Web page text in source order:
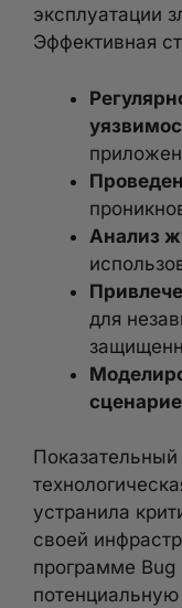
эксплуатации
Эффективная
Анализ
для
устранила
своей
программе Bug